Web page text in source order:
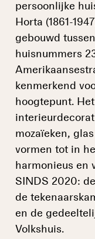
persoonlijke
Horta (1861-
gebouwd
huisnummers
kenmerkend
hoogtepunt.
mozaïeken,
vormen tot in
harmonieus en
SINDS 2020:
de
en de
Volkshuis.